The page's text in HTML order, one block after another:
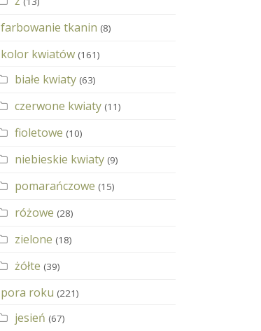
farbowanie tkanin (8)
kolor kwiatów (161)
białe kwiaty (63)
czerwone kwiaty (11)
fioletowe (10)
niebieskie kwiaty (9)
pomarańczowe (15)
różowe (28)
zielone (18)
żółte (39)
pora roku (221)
jesień (67)